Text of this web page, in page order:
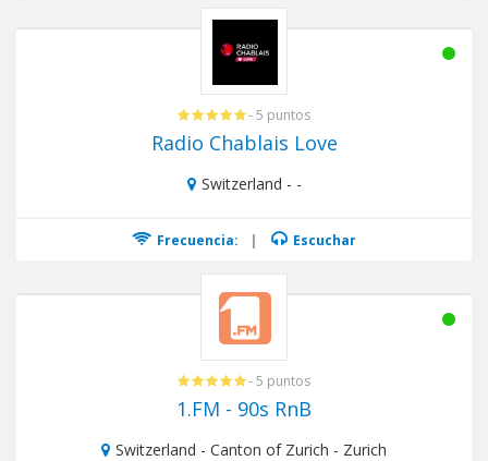
- 5 puntos
Radio Chablais Love
Switzerland - -
Frecuencia: | Escuchar
- 5 puntos
1.FM - 90s RnB
Switzerland - Canton of Zurich - Zurich